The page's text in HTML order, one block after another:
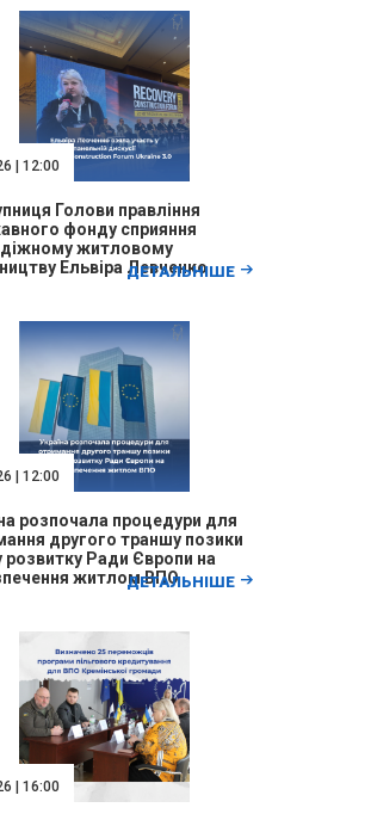
| 12:00
Голови правління
фонду сприяння
житловому
Ельвіра Левченко
3.0
ДЕТАЛЬНІШЕ
| 12:00
розпочала процедури для
другого траншу позики
розвитку Ради Європи на
житлом ВПО
ДЕТАЛЬНІШЕ
| 16:00